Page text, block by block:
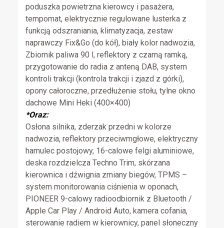
poduszka powietrzna kierowcy i pasażera,
tempomat, elektrycznie regulowane lusterka z
funkcją odszraniania, klimatyzacja, zestaw
naprawczy Fix&Go (do kół), biały kolor nadwozia,
Zbiornik paliwa 90 l, reflektory z czarną ramką,
przygotowanie do radia z anteną DAB, system
kontroli trakcji (kontrola trakcji i zjazd z górki),
opony całoroczne, przedłużenie stołu, tylne okno
dachowe Mini Heki (400×400)
*Oraz:
Osłona silnika, zderzak przedni w kolorze
nadwozia, reflektory przeciwmgłowe, elektryczny
hamulec postojowy, 16-calowe felgi aluminiowe,
deska rozdzielcza Techno Trim, skórzana
kierownica i dźwignia zmiany biegów, TPMS –
system monitorowania ciśnienia w oponach,
PIONEER 9-calowy radioodbiornik z Bluetooth /
Apple Car Play / Android Auto, kamera cofania,
sterowanie radiem w kierownicy, panel słoneczny